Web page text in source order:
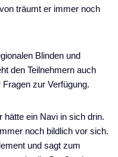
träumt er immer noch
Blinden und
den Teilnehmern auch
zur Verfügung.
hätte ein Navi in sich drin.
noch bildlich vor sich.
und sagt zum